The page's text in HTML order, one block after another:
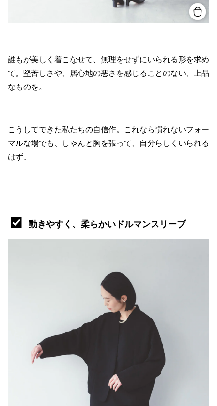
誰もが美しく着こなせて、無理をせずにいられる形を求め
て。堅苦しさや、居心地の悪さを感じることのない、上品
なものを。
こうしてできた私たちの自信作。これなら慣れないフォー
マルな場でも、しゃんと胸を張って、自分らしくいられる
はず。
動きやすく、柔らかいドルマンスリーブ